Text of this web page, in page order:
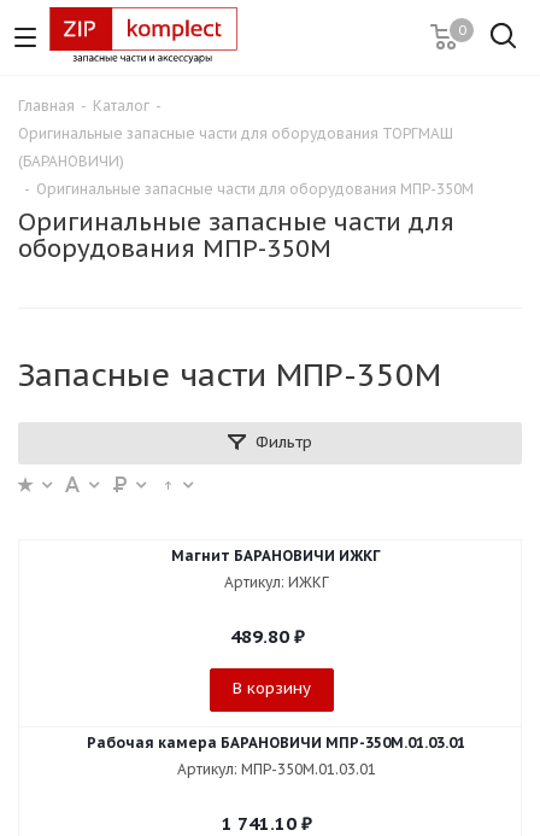
0
Главная - Каталог -
Оригинальные запасные части для оборудования ТОРГМАШ
(БАРАНОВИЧИ)
- Оригинальные запасные части для оборудования МПР-350М
Оригинальные запасные части для
оборудования МПР-350М
Запасные части МПР-350М
Фильтр
Магнит БАРАНОВИЧИ ИЖКГ
Артикул: ИЖКГ
489.80₽
В корзину
Рабочая камера БАРАНОВИЧИ МПР-350М.01.03.01
Артикул: МПР-350М.01.03.01
1 741.10 ₽